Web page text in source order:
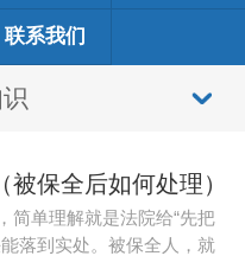
联系我们
保全后如何处理）
简单理解就是法院给“先把
落到实处。被保全人，就